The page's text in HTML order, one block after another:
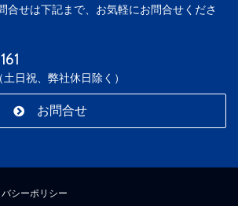
合せは下記まで、お気軽にお問合せくださ
日祝、弊社休日除く）
お問合せ
シーポリシー